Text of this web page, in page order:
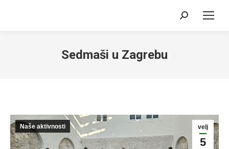
Search:
Sedmaši u Zagrebu
velj
5
Naše aktivnosti